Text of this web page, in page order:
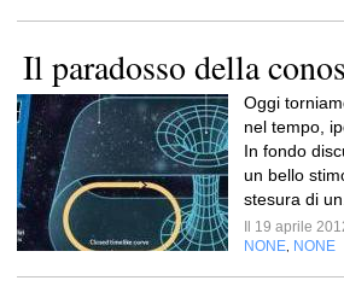
Il paradosso della
Oggi
nel tempo,
In fondo
un bello
stesura di
Il 19 aprile
NONE NONE